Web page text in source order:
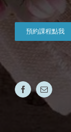
預約課程點我